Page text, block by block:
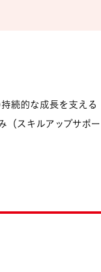
続的な成長を支える
スキルアップサポー